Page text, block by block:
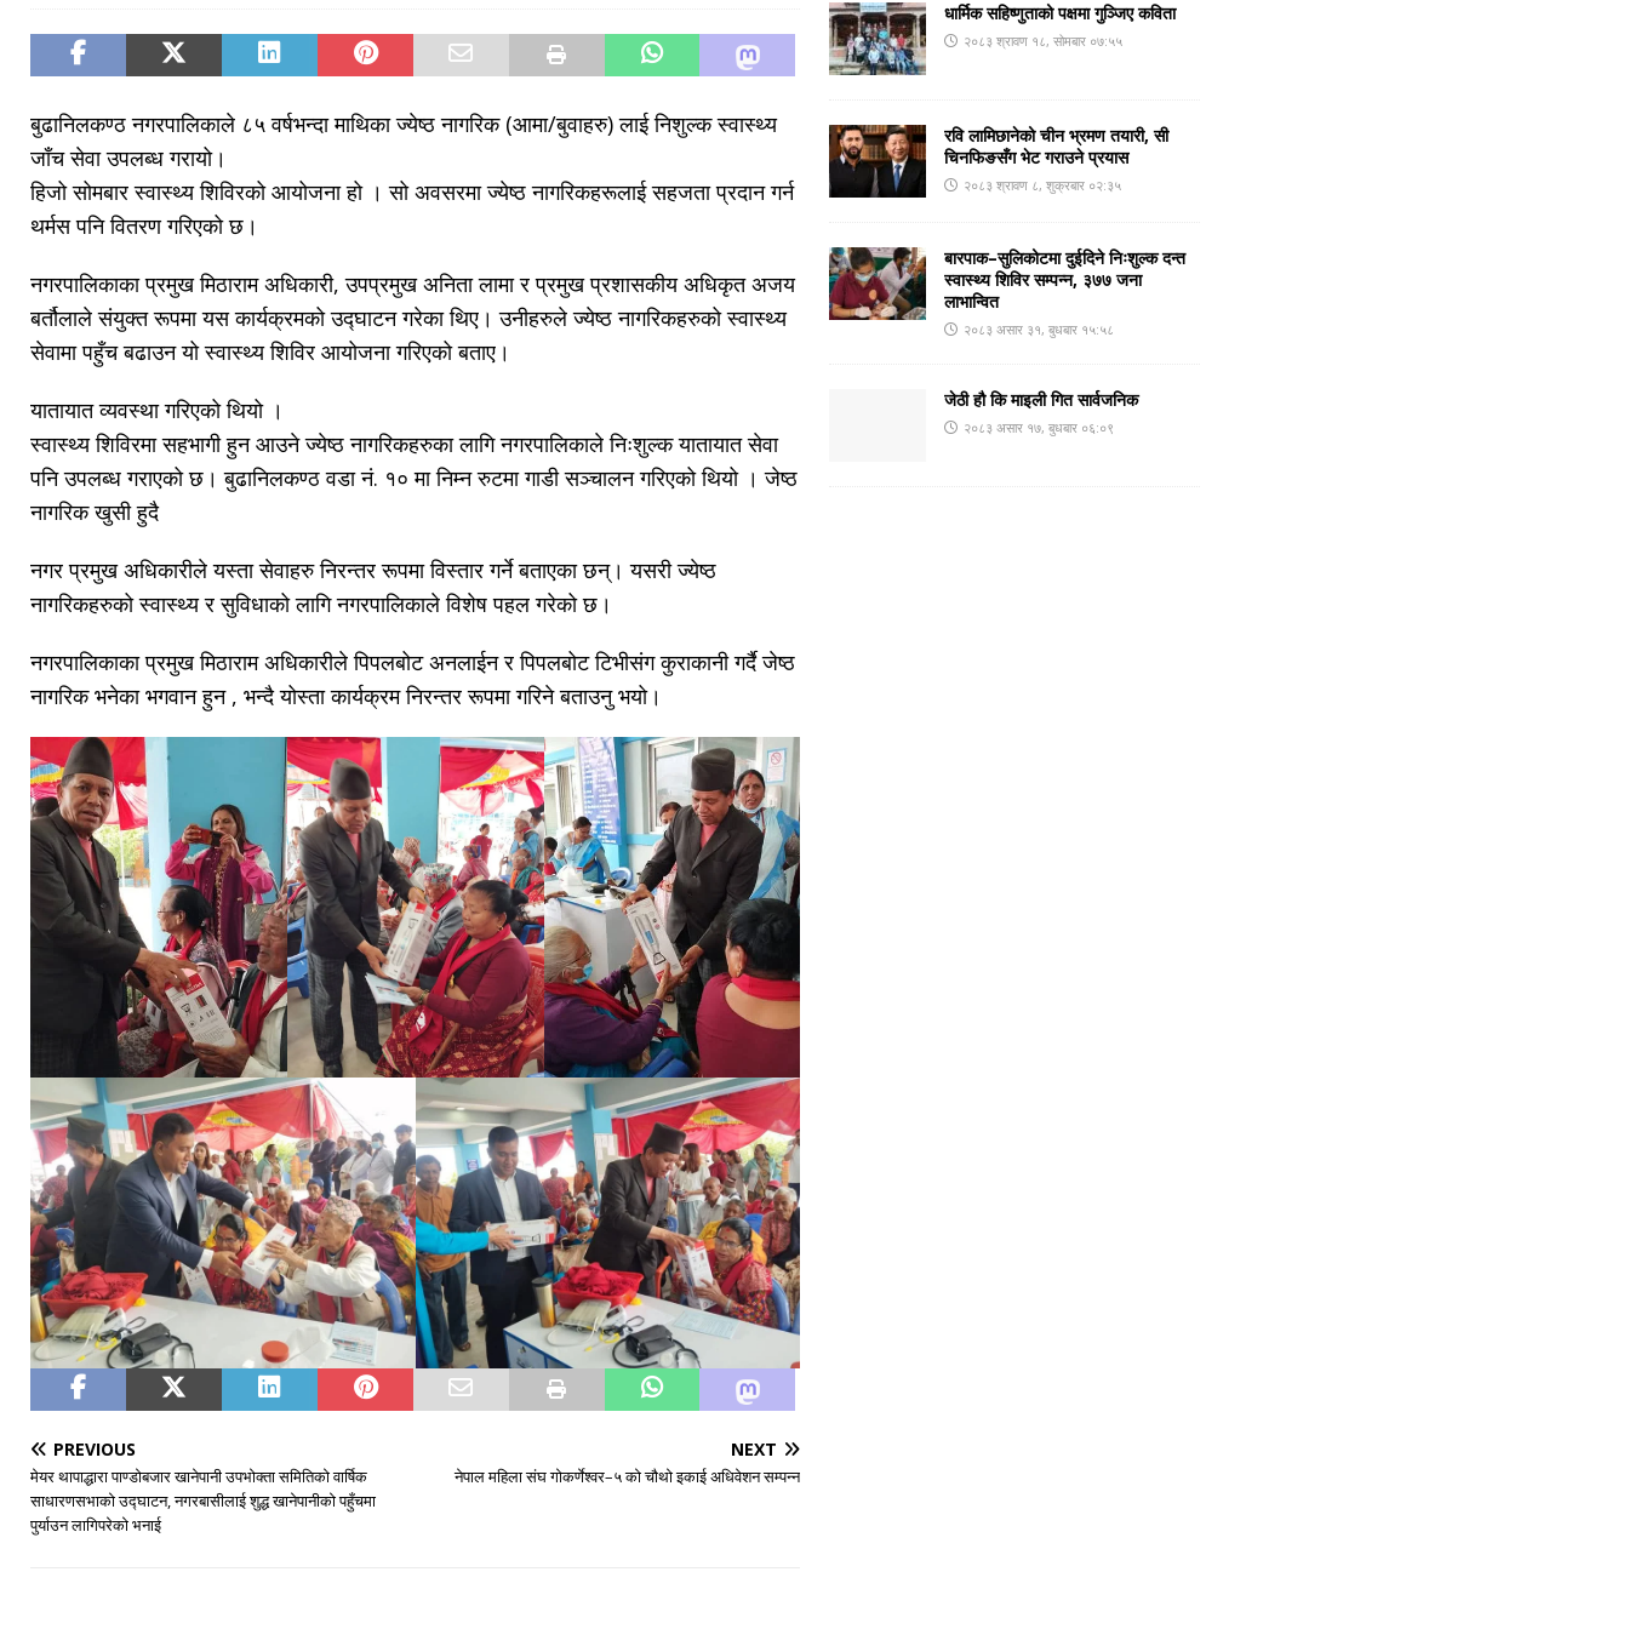
बुढानिलकण्ठ नगरपालिकाले ८५ वर्षभन्दा माथिका ज्येष्ठ नागरिक (आमा/बुवाहरु) लाई निशुल्क स्वास्थ्य
जाँच सेवा उपलब्ध गरायो।
हिजो सोमबार स्वास्थ्य शिविरको आयोजना हो । सो अवसरमा ज्येष्ठ नागरिकहरूलाई सहजता प्रदान गर्न
थर्मस पनि वितरण गरिएको छ।
नगरपालिकाका प्रमुख मिठाराम अधिकारी, उपप्रमुख अनिता लामा र प्रमुख प्रशासकीय अधिकृत अजय
बर्तौलाले संयुक्त रूपमा यस कार्यक्रमको उद्घाटन गरेका थिए। उनीहरुले ज्येष्ठ नागरिकहरुको स्वास्थ्य
सेवामा पहुँच बढाउन यो स्वास्थ्य शिविर आयोजना गरिएको बताए।
यातायात व्यवस्था गरिएको थियो ।
स्वास्थ्य शिविरमा सहभागी हुन आउने ज्येष्ठ नागरिकहरुका लागि नगरपालिकाले निःशुल्क यातायात सेवा
पनि उपलब्ध गराएको छ। बुढानिलकण्ठ वडा नं. १० मा निम्न रुटमा गाडी सञ्चालन गरिएको थियो । जेष्ठ
नागरिक खुसी हुदै
नगर प्रमुख अधिकारीले यस्ता सेवाहरु निरन्तर रूपमा विस्तार गर्ने बताएका छन्। यसरी ज्येष्ठ
नागरिकहरुको स्वास्थ्य र सुविधाको लागि नगरपालिकाले विशेष पहल गरेको छ।
नगरपालिकाका प्रमुख मिठाराम अधिकारीले पिपलबोट अनलाईन र पिपलबोट टिभीसंग कुराकानी गर्दै जेष्ठ
नागरिक भनेका भगवान हुन , भन्दै योस्ता कार्यक्रम निरन्तर रूपमा गरिने बताउनु भयो।
PREVIOUS
मेयर थापाद्धारा पाण्डोबजार खानेपानी उपभोक्ता समितिको वार्षिक
साधारणसभाको उद्घाटन, नगरबासीलाई शुद्ध खानेपानीको पहुँचमा
पुर्याउन लागिपरेको भनाई
NEXT
नेपाल महिला संघ गोकर्णेश्वर–५ को चौथो इकाई अधिवेशन सम्पन्न
धार्मिक सहिष्णुताको पक्षमा गुञ्जिए कविता
२०८३ श्रावण १८, सोमबार ०७:५५
रवि लामिछानेको चीन भ्रमण तयारी, सी
चिनफिङसँग भेट गराउने प्रयास
२०८३ श्रावण ८, शुक्रबार ०२:३५
बारपाक–सुलिकोटमा दुईदिने निःशुल्क दन्त
स्वास्थ्य शिविर सम्पन्न, ३७७ जना
लाभान्वित
२०८३ असार ३१, बुधबार १५:५८
जेठी हौ कि माइली गित सार्वजनिक
२०८३ असार १७, बुधबार ०६:०९